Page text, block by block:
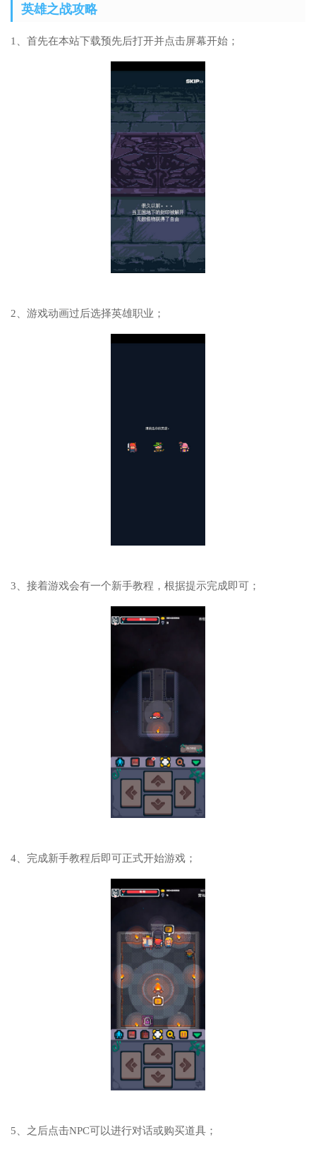
英雄之战攻略
1、首先在本站下载预先后打开并点击屏幕开始；
2、游戏动画过后选择英雄职业；
3、接着游戏会有一个新手教程，根据提示完成即可；
4、完成新手教程后即可正式开始游戏；
5、之后点击NPC可以进行对话或购买道具；